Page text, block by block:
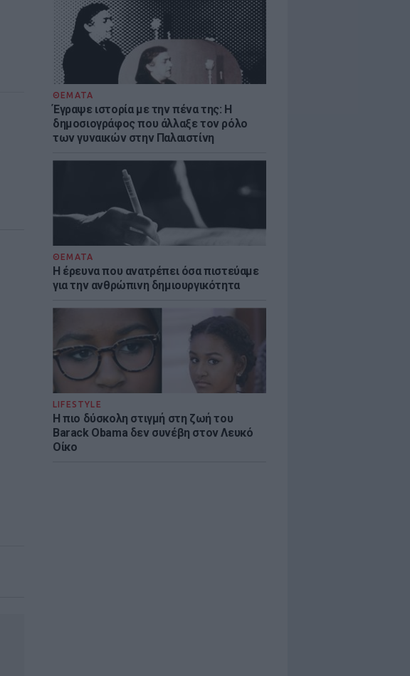
ΘΕΜΑΤΑ
Έγραψε ιστορία με την πένα της: Η
δημοσιογράφος που άλλαξε τον ρόλο
των γυναικών στην Παλαιστίνη
ΘΕΜΑΤΑ
Η έρευνα που ανατρέπει όσα πιστεύαμε
για την ανθρώπινη δημιουργικότητα
LIFESTYLE
Η πιο δύσκολη στιγμή στη ζωή του
Barack Obama δεν συνέβη στον Λευκό
Οίκο